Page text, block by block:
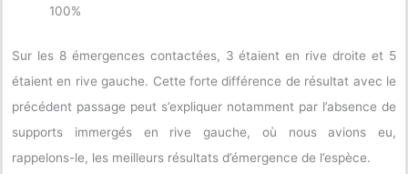
100%
Sur les 8 émergences contactées, 3 étaient en rive droite et 5
étaient en rive gauche. Cette forte différence de résultat avec le
précédent passage peut s’expliquer notamment par l’absence de
supports immergés en rive gauche, où nous avions eu,
rappelons-le, les meilleurs résultats d’émergence de l’espèce.